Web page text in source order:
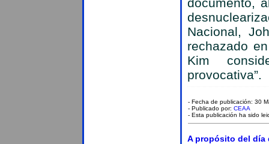
Nacional,
rechazado
Kim
provocativa”.
- Fecha de publicación: 30
- Publicado por: CEAA
- Esta publicación ha sido
A propósito del día